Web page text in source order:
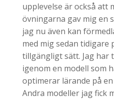
upplevelse är också att
övningarna gav mig en
jag nu även kan
med mig sedan tidigare
tillgängligt sätt. Jag har
igenom en modell som
optimerar lärande på
Andra modeller jag fick